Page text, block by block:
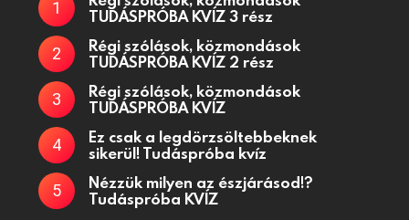
TUDÁSPRÓBA KVÍZ 3 rész
Régi szólások, közmondások
TUDÁSPRÓBA KVÍZ 2 rész
Régi szólások, közmondások
TUDÁSPRÓBA KVÍZ
Ez csak a legdörzsöltebbeknek
sikerül! Tudáspróba kvíz
Nézzük milyen az észjárásod!?
Tudáspróba KVÍZ